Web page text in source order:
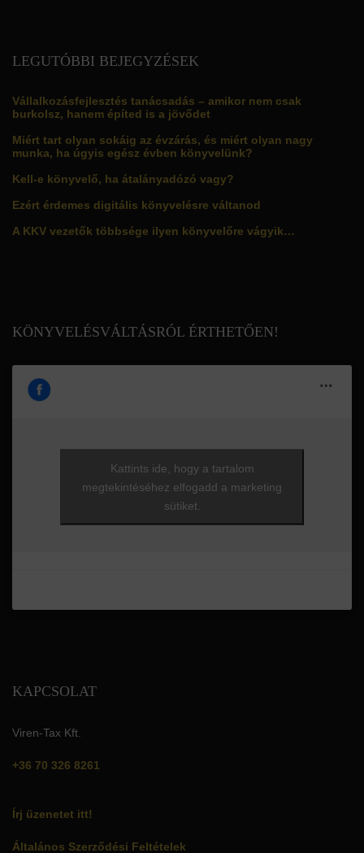
LEGUTÓBBI BEJEGYZÉSEK
Vállalkozásfejlesztés tanácsadás – amikor nem csak
burkolsz, hanem építed is a jövődet
Miért tart olyan sokáig az évzárás, és miért olyan nagy
munka, ha úgyis egész évben könyvelünk?
Kell-e könyvelő, ha átalányadózó vagy?
Ezért érdemes digitális könyvelésre váltanod
A KKV vezetők többsége ilyen könyvelőre vágyik…
KÖNYVELÉSVÁLTÁSRÓL ÉRTHETŐEN!
Kattints ide, hogy a tartalom
megtekintéséhez elfogadd a marketing
sütiket.
KAPCSOLAT
Viren-Tax Kft.
+36 70 326 8261
Írj üzenetet itt!
Általános Szerződési Feltételek